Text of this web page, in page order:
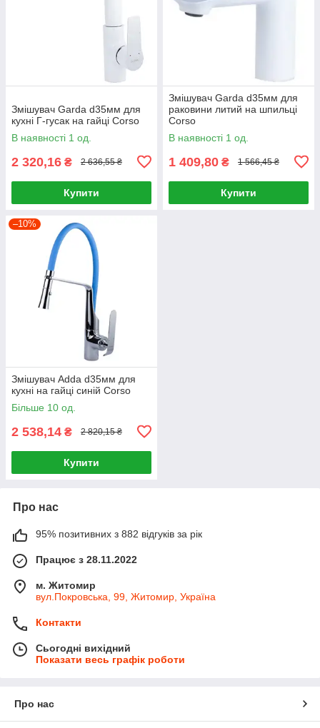
Змішувач Garda d35мм для
кухні Г-гусак на гайці Corso
В наявності 1 од.
2 320,16 ₴ 2 636,55 ₴
Купити
Змішувач Garda d35мм для
раковини литий на шпильці
Corso
В наявності 1 од.
1 409,80 ₴ 1 566,45 ₴
Купити
–10%
Змішувач Adda d35мм для
кухні на гайці синій Corso
Більше 10 од.
2 538,14 ₴ 2 820,15 ₴
Купити
Про нас
95% позитивних з 882 відгуків за рік
Працює з 28.11.2022
м. Житомир
вул.Покровська, 99, Житомир, Україна
Контакти
Сьогодні вихідний
Показати весь графік роботи
Про нас